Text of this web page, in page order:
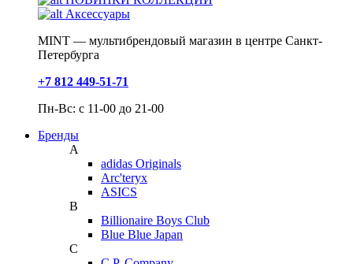
Аксессуары
MINT — мультибрендовый магазин в центре Санкт-
Петербурга
+7 812 449-51-71
Пн-Вс: с 11-00 до 21-00
Бренды
A
adidas Originals
Arc'teryx
ASICS
B
Billionaire Boys Club
Blue Blue Japan
C